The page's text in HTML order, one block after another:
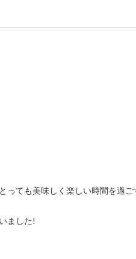
っても美味しく楽しい時間を過ご
ました!